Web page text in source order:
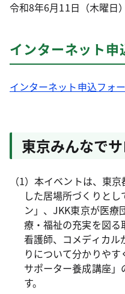
令和8年6月11日（木曜日
インターネット申
インターネット申込フォ
東京みんなで
（1）本イベントは、東
した居場所づくりと
ン」、JKK東京が医療
療・福祉の充実を図る
看護師、コメディカル
りについて分かりや
サポーター養成講座
す。